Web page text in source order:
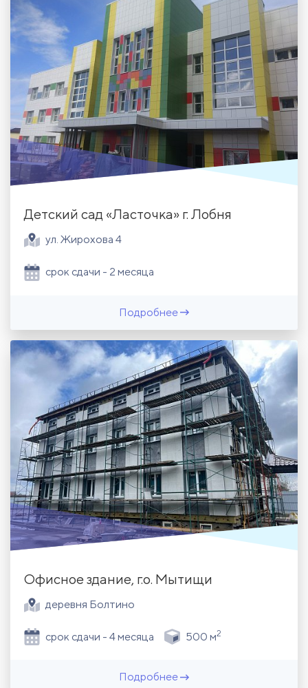
Детский сад «Ласточка» г. Лобня
ул. Жирохова 4
срок сдачи - 2 месяца
Подробнее
Офисное здание, г.о. Мытищи
деревня Болтино
срок сдачи - 4 месяца 500 м2
Подробнее